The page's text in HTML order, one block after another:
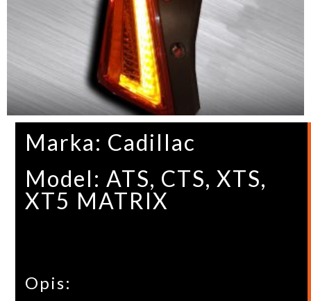
Marka: Cadillac
Model: ATS, CTS, XTS,
XT5 MATRIX
Opis: